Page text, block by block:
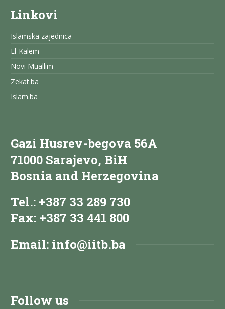
Linkovi
Islamska zajednica
El-Kalem
Novi Muallim
Zekat.ba
Islam.ba
Gazi Husrev-begova 56A
71000 Sarajevo, BiH
Bosnia and Herzegovina
Tel.: +387 33 289 730
Fax: +387 33 441 800
Email: info@iitb.ba
Follow us